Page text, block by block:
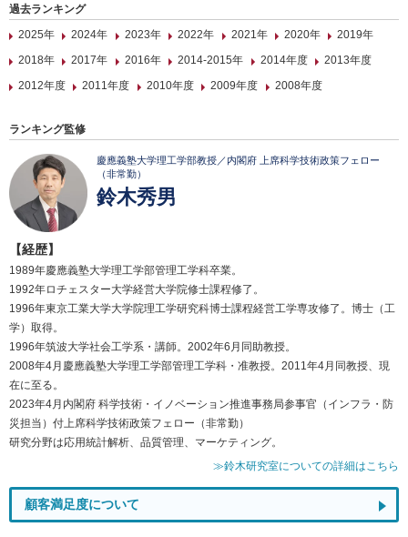
過去ランキング
2025年
2024年 2023年 2022年 2021年 2020年
2019年
2018年
2017年 2016年 2014-2015年 2014年度
2013年度
2012年度
2011年度 2010年度 2009年度 2008年度
ランキング監修
慶應義塾大学理工学部教授／内閣府 上席科学技術政策フェロー
（非常勤）
鈴木秀男
【経歴】
1989年慶應義塾大学理工学部管理工学科卒業。
1992年ロチェスター大学経営大学院修士課程修了。
1996年東京工業大学大学院理工学研究科博士課程経営工学専攻修了。博士（工
学）取得。
1996年筑波大学社会工学系・講師。2002年6月同助教授。
2008年4月慶應義塾大学理工学部管理工学科・准教授。2011年4月同教授、現
在に至る。
2023年4月内閣府 科学技術・イノベーション推進事務局参事官（インフラ・防
災担当）付上席科学技術政策フェロー（非常勤）
研究分野は応用統計解析、品質管理、マーケティング。
≫鈴木研究室についての詳細はこちら
顧客満足度について